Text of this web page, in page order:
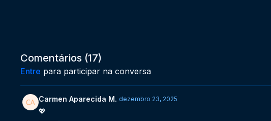
Comentários (17)
Entre para participar na conversa
Carmen Aparecida M. dezembro 23, 2025
💖